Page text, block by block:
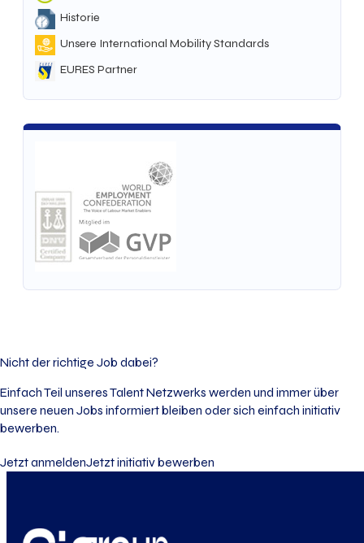
Historie
Unsere International Mobility Standards
EURES Partner
Nicht der richtige Job dabei?
Einfach Teil unseres Talent Netzwerks werden und immer über
unsere neuen Jobs informiert bleiben oder sich einfach initiativ
bewerben.
Jetzt anmeldenJetzt initiativ bewerben